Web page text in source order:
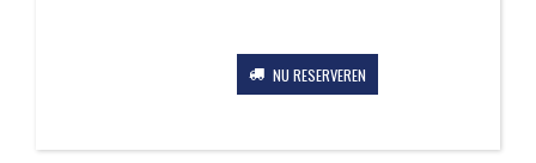
was:
€661.16.
is:
€264.46.
NU RESERVEREN